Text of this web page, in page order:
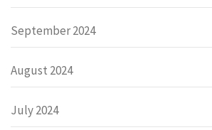
September 2024
August 2024
July 2024